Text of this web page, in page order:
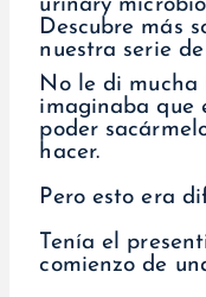
Descubre más
nuestra serie
No le di mucha
imaginaba que
poder
hacer.
Pero esto era
Tenía el
comienzo de